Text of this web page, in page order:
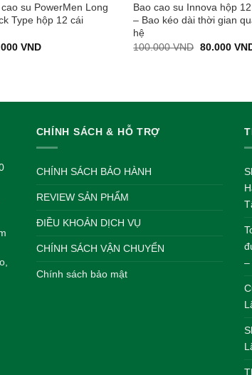
cao su PowerMen Long
Type hộp 12 cái
VND
Bao cao su Innova hộp
– Bao kéo dài thời gian
hệ
100.000VND Giá
80.000
CHÍNH SÁCH & HỖ TRỢ
CHÍNH SÁCH BẢO HÀNH
REVIEW SẢN PHẨM
ĐIỀU KHOẢN DỊCH VỤ
CHÍNH SÁCH VẬN CHUYỂN
Chính sách bảo mật
–